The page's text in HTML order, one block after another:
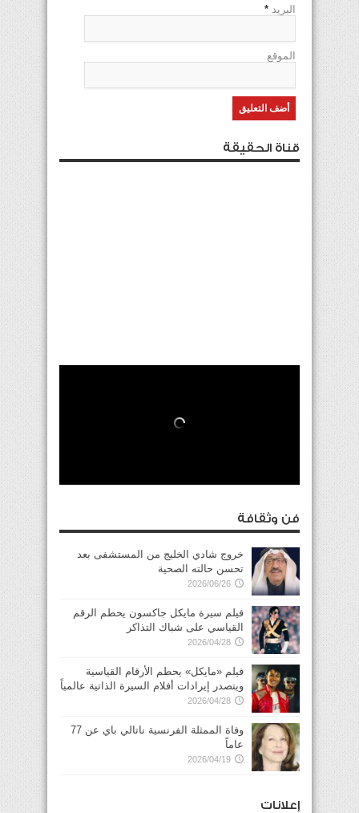
البريد *
الموقع
قناة الحقيقة
فن وثقافة
خروج شادي الخليج من المستشفى بعد
تحسن حالته الصحية
2026/06/26
فيلم سيرة مايكل جاكسون يحطم الرقم
القياسي على شباك التذاكر
2026/04/28
فيلم «مايكل» يحطم الأرقام القياسية
ويتصدر إيرادات أفلام السيرة الذاتية عالمياً
2026/04/28
وفاة الممثلة الفرنسية ناتالي باي عن 77
عاماً
2026/04/19
إعلانات